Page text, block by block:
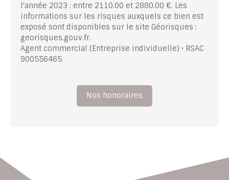
l'année 2023 : entre 2110.00 et 2880.00 €. Les
informations sur les risques auxquels ce bien est
exposé sont disponibles sur le site Géorisques :
georisques.gouv.fr.
Agent commercial (Entreprise individuelle) • RSAC
900556465
Nos honoraires